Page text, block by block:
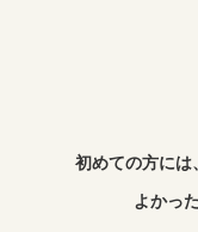
初めての方には
よかっ